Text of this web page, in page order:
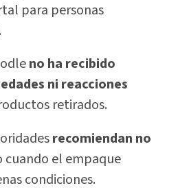
para personas
no ha recibido
ni reacciones
retirados.
recomiendan no
cuando el empaque
condiciones.